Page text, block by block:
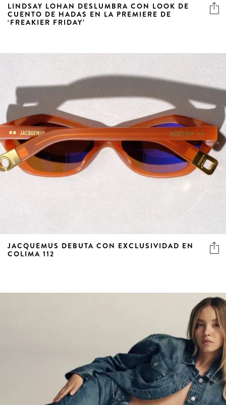
LINDSAY LOHAN DESLUMBRA CON LOOK DE
CUENTO DE HADAS EN LA PREMIERE DE
‘FREAKIER FRIDAY’
JACQUEMUS DEBUTA CON EXCLUSIVIDAD EN
COLIMA 112